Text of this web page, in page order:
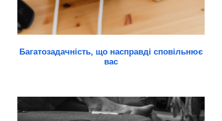
Багатозадачність, що насправді сповільнює
вас